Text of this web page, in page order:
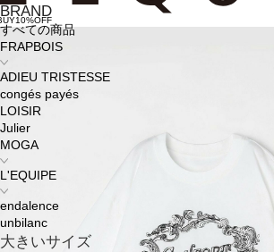
BRAND
すべての商品
FRAPBOIS
ADIEU TRISTESSE
congés payés
LOISIR
Julier
MOGA
L'EQUIPE
endalence
unbilanc
大きいサイズ